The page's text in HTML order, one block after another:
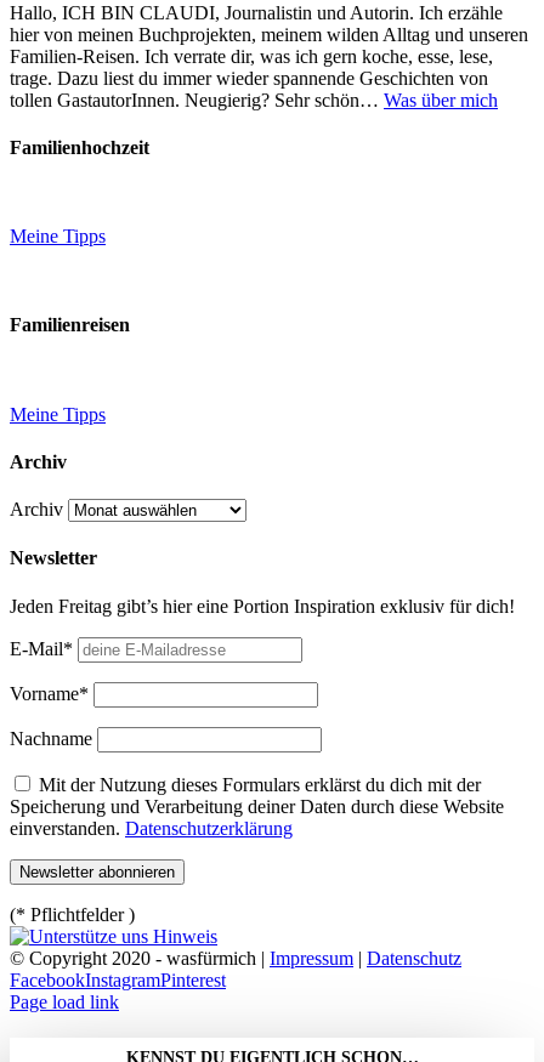
Hallo, ICH BIN CLAUDI, Journalistin und Autorin. Ich erzähle
hier von meinen Buchprojekten, meinem wilden Alltag und unseren
Familien-Reisen. Ich verrate dir, was ich gern koche, esse, lese,
trage. Dazu liest du immer wieder spannende Geschichten von
tollen GastautorInnen. Neugierig? Sehr schön… Was über mich
Familienhochzeit
Meine Tipps
Familienreisen
Meine Tipps
Archiv
Archiv
Newsletter
Jeden Freitag gibt’s hier eine Portion Inspiration exklusiv für dich!
E-Mail*
Vorname*
Nachname
Mit der Nutzung dieses Formulars erklärst du dich mit der
Speicherung und Verarbeitung deiner Daten durch diese Website
einverstanden. Datenschutzerklärung
(* Pflichtfelder )
© Copyright 2020 - wasfürmich | Impressum | Datenschutz
FacebookInstagramPinterest
Page load link
KENNST DU EIGENTLICH SCHON…